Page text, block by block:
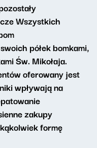
Wszystkich
półek bomkami,
Św. Mikołaja.
oferowany jest
wpływają na
zakupy
formę